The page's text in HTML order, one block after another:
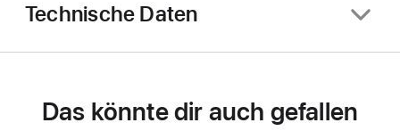
Technische Daten
Das könnte dir auch gefallen